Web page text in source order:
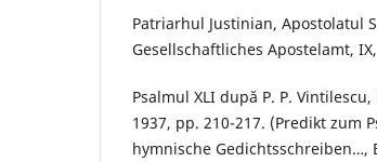
Patriarhul Justinian, Apostolatul
Gesellschaftliches Apostelamt,
Psalmul XLI după P. P.
1937, pp. 210-217. (Predikt zum
hymnische Gedichtsschreiben…,